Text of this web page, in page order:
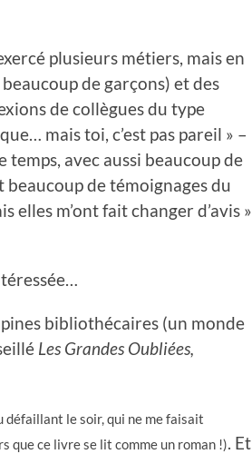
plusieurs métiers, mais en
de garçons) et des
de collègues du type
mais toi, c’est pas pareil » –
avec aussi beaucoup de
de témoignages du
elles m’ont fait changer d’avis »
bibliothécaires (un monde
Les Grandes Oubliées,
défaillant le soir, qui ne me faisait
que ce livre se lit comme un roman !). Et